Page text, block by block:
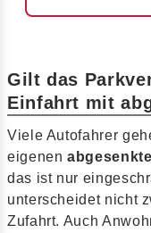
Gilt das
Einfahrt mit
Viele Autofahrer
eigenen
das ist nur
unterscheidet nicht
Zufahrt. Auch